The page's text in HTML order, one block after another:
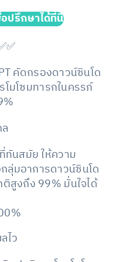
ปรึกษาได้ที่นี่
คัดกรองดาวน์ซินโด
มโซมทารกในครรภ์
ทันสมัย ให้ความ
ลุ่มอาการดาวน์ซินโด
สูงถึง 99% มั่นใจได้
ไว